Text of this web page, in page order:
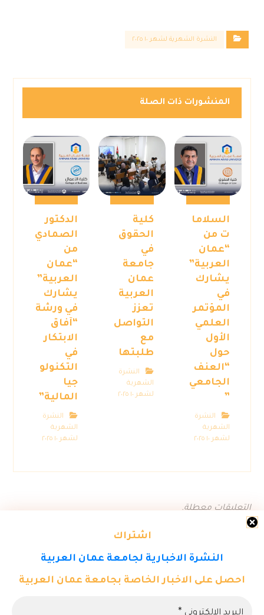
اشتراك
النشرة الاخبارية لجامعة عمان العربية
احصل على الاخبار الخاصة بجامعة عمان العربية
النشرة الشهرية لشهر ١٠ ٢٠٢٥
المنشورات ذات الصلة
السلاما
ت من
“عمان
العربية”
يشارك
في
المؤتمر
العلمي
الأول
حول
“العنف
الجامعي
”
النشرة
الشهرية
لشهر ١٠ ٢٠٢٥
كلية
الحقوق
في
جامعة
عمان
العربية
تعزز
التواصل
مع
طلبتها
النشرة
الشهرية
لشهر ١٠ ٢٠٢٥
الدكتور
الصمادي
من
“عمان
العربية”
يشارك
في ورشة
“آفاق
الابتكار
في
التكنولو
جيا
المالية”
النشرة
الشهرية
لشهر ١٠ ٢٠٢٥
التعليقات معطلة.